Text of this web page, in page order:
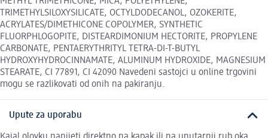
TRIMETHYLSILOXYSILICATE, OCTYLDODECANOL, OZOKERITE,
ACRYLATES/DIMETHICONE COPOLYMER, SYNTHETIC
FLUORPHLOGOPITE, DISTEARDIMONIUM HECTORITE, PROPYLENE
CARBONATE, PENTAERYTHRITYL TETRA-DI-T-BUTYL
HYDROXYHYDROCINNAMATE, ALUMINUM HYDROXIDE, MAGNESIUM
STEARATE, CI 77891, CI 42090 Navedeni sastojci u online trgovini
mogu se razlikovati od onih na pakiranju.
Upute za uporabu